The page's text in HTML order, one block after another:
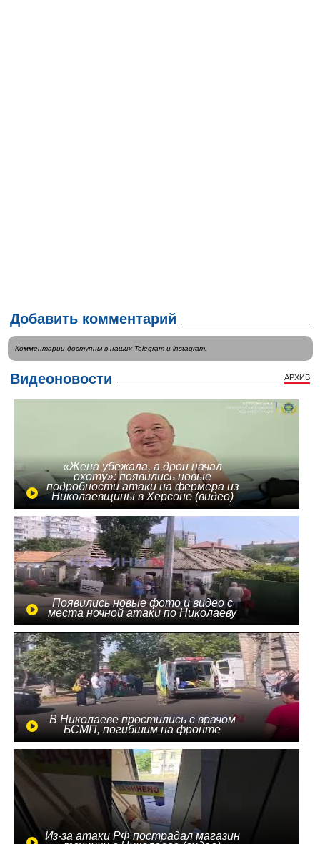
Добавить комментарий
Комментарии доступны в наших Telegramи instagram.
Видеоновости АРХИВ
«Жена убежала, а дрон начал
охоту»: появились новые
подробности атаки на фермера из
Николаевщины в Херсоне (видео)
Появились новые фото и видео с
места ночной атаки по Николаеву
В Николаеве простились с врачом
БСМП, погибшим на фронте
Из-за атаки РФ пострадал магазин